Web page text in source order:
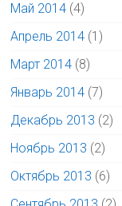
Май 2014 (4)
Апрель 2014 (1)
Март 2014 (8)
Январь 2014 (7)
Декабрь 2013 (2)
Ноябрь 2013 (2)
Октябрь 2013 (6)